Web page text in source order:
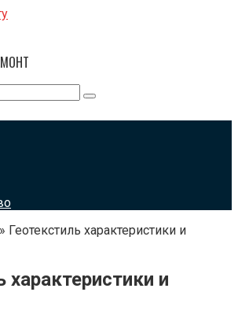
» Геотекстиль характеристики и
характеристики и